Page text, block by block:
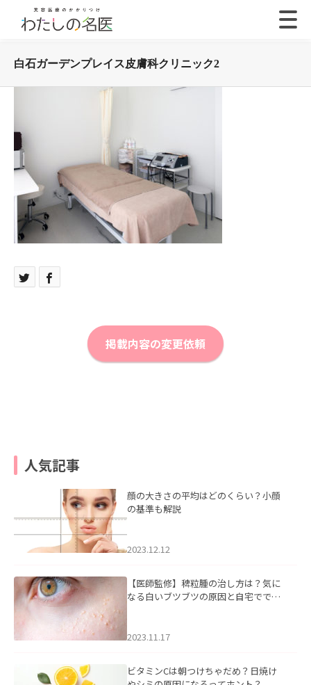
白石ガーデンプレイス皮膚科クリニック2
掲載内容の変更依頼
人気記事
顔の大きさの平均はどのくらい？小顔
の基準も解説
2023.12.12
【医師監修】稗粒腫の治し方は？気に
なる白いブツブツの原因と自宅ででき
2023.11.17
ビタミンCは朝つけちゃだめ？日焼け